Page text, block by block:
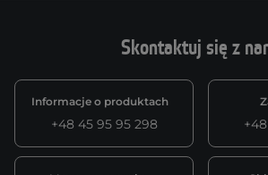
Skontaktuj się z
Informacje o produktach
+48 45 95 95 298